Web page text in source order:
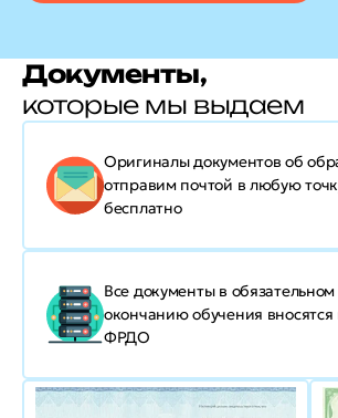
Документы,
которые мы выдаем
Оригиналы документов об
отправим почтой в любую
бесплатно
Все документы в
окончанию обучения
ФРДО